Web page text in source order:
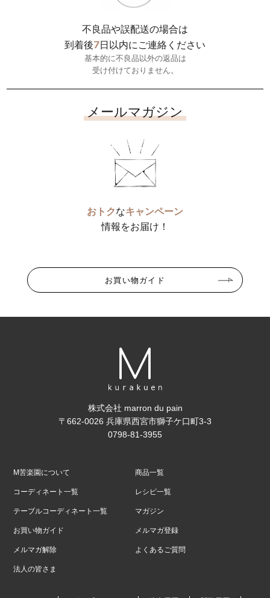
不良品や誤配送の場合は
到着後7日以内にご連絡ください
基本的に不良品以外の返品は
受け付けておりません。
メールマガジン
おトクなキャンペーン
情報をお届け！
お買い物ガイド
株式会社 marron du pain
〒662-0026 兵庫県西宮市獅子ケ口町3-3
0798-81-3955
M苦楽園について 商品一覧
コーディネート一覧 レシピ一覧
テーブルコーディネート一覧 マガジン
お買い物ガイド メルマガ登録
メルマガ解除 よくあるご質問
法人の皆さま